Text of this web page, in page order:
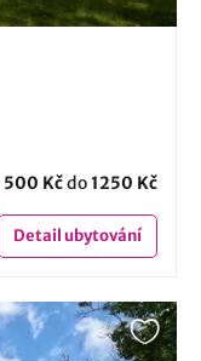
500 Kčdo1250 Kč
Detailubytování